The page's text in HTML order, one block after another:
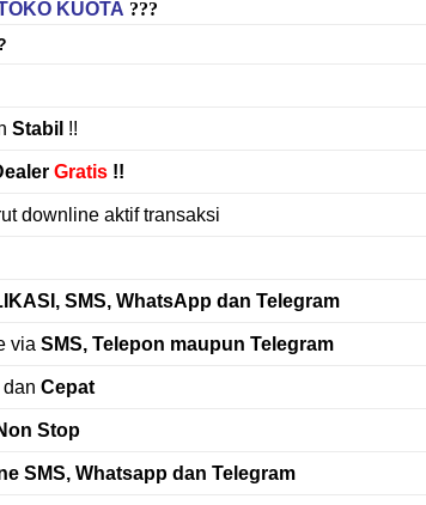
KUOTA ???
Stabil !!
Gratis !!
downline aktif transaksi
SMS, WhatsApp dan Telegram
via SMS, Telepon maupun Telegram
dan Cepat
Stop
SMS, Whatsapp dan Telegram